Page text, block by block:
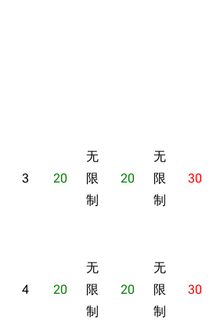
3 20
无
限
制
20
无
限
制
30
4 20
无
限
制
20
无
限
制
30